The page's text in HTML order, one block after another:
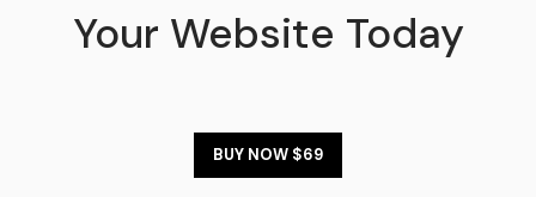
Your Website Today
BUY NOW $69